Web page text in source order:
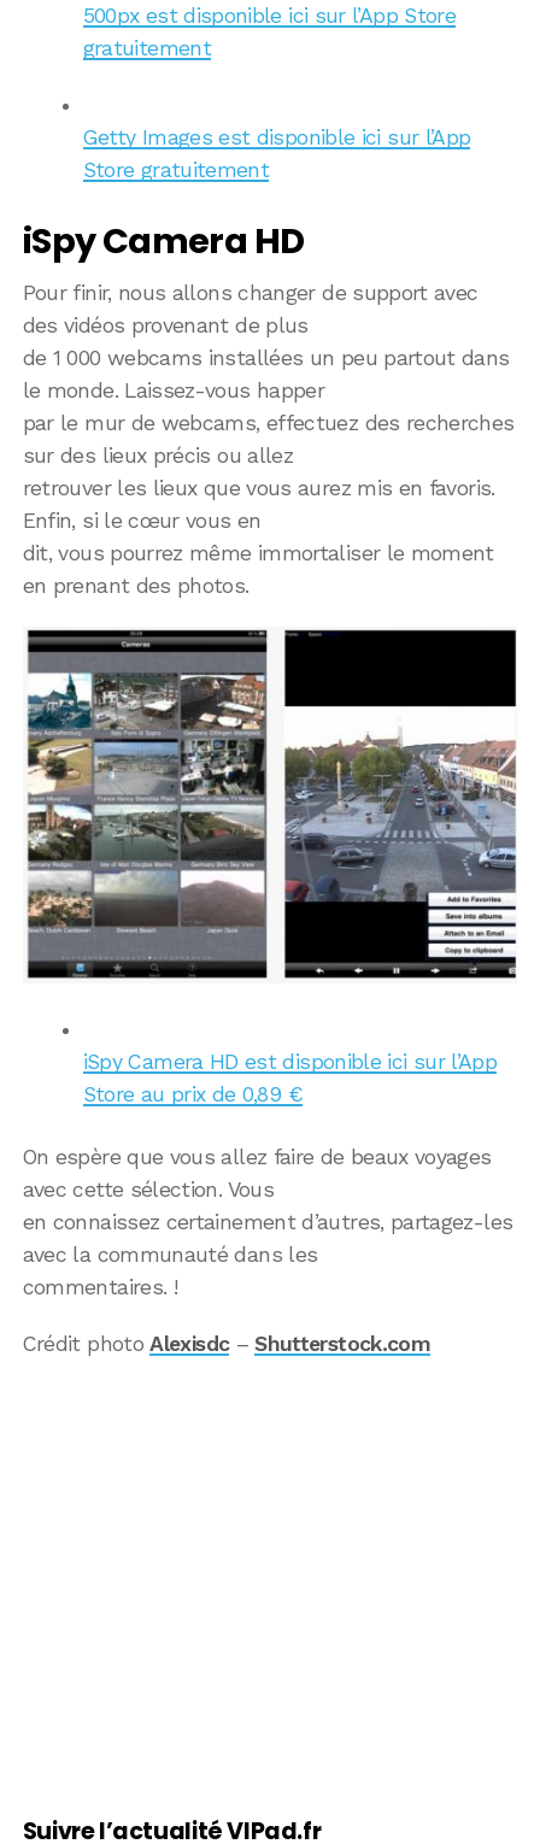
500px est disponible ici sur l’App Store
gratuitement
Getty Images est disponible ici sur l’App
Store gratuitement
iSpy Camera HD
Pour finir, nous allons changer de support avec
des vidéos provenant de plus
de 1 000 webcams installées un peu partout dans
le monde. Laissez-vous happer
par le mur de webcams, effectuez des recherches
sur des lieux précis ou allez
retrouver les lieux que vous aurez mis en favoris.
Enfin, si le cœur vous en
dit, vous pourrez même immortaliser le moment
en prenant des photos.
iSpy Camera HD est disponible ici sur l’App
Store au prix de 0,89 €
On espère que vous allez faire de beaux voyages
avec cette sélection. Vous
en connaissez certainement d’autres, partagez-les
avec la communauté dans les
commentaires. !
Crédit photoAlexisdc–Shutterstock.com
Suivre l’actualité VIPad.fr